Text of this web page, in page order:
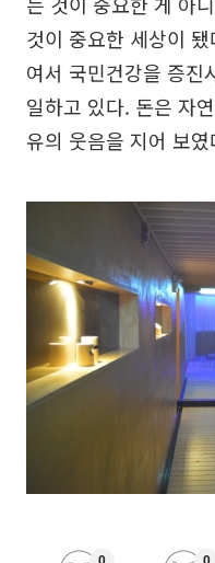
것이 중요한 세상이
여서 국민건강을 증진
일하고 있다. 돈은 자
유의 웃음을 지어 보였